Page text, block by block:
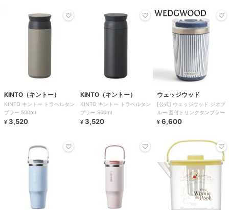
KINTO（キントー）
KINTO キントー トラベルタン
ブラー 500ml
¥ 3,520
KINTO（キントー）
KINTO キントー トラベルタン
ブラー 500ml
¥ 3,520
ウェッジウッド
[公式] ウェッジウッド ジオブ
ルー 蓋付ドリンクタンブラー
¥ 6,600